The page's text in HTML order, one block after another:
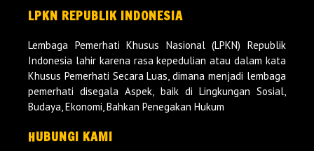
LPKN REPUBLIK INDONESIA
Lembaga Pemerhati Khusus Nasional (LPKN) Republik
Indonesia lahir karena rasa kepedulian atau dalam kata
Khusus Pemerhati Secara Luas, dimana menjadi lembaga
pemerhati disegala Aspek, baik di Lingkungan Sosial,
Budaya, Ekonomi, Bahkan Penegakan Hukum
HUBUNGI KAMI